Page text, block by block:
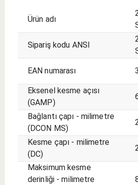
Ürün adı
Sipariş kodu ANSI
EAN numarası
Eksenel kesme açısı
(GAMP)
Bağlantı çapı - milimetre
(DCON MS)
Kesme çapı - milimetre
(DC)
Maksimum kesme
derinliği - milimetre